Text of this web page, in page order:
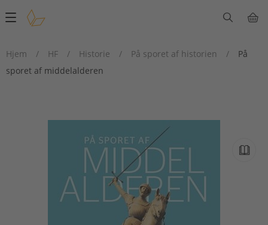
Main
Hjem
/ HF / Historie / På sporet af historien /
På
sporet af middelalderen